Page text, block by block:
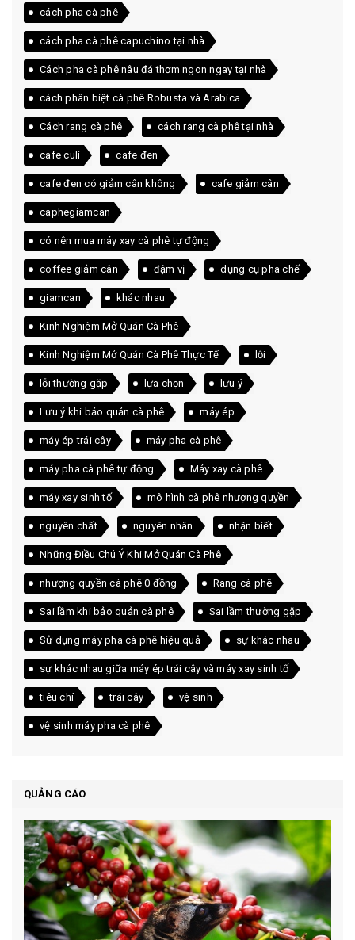
cách pha cà phê
cách pha cà phê capuchino tại nhà
Cách pha cà phê nâu đá thơm ngon ngay tại nhà
cách phân biệt cà phê Robusta và Arabica
Cách rang cà phê cách rang cà phê tại nhà
cafe culi cafe đen
cafe đen có giảm cân không cafe giảm cân
caphegiamcan
có nên mua máy xay cà phê tự động
coffee giảm cân đậm vị dụng cụ pha chế
giamcan khác nhau
Kinh Nghiệm Mở Quán Cà Phê
Kinh Nghiệm Mở Quán Cà Phê Thực Tế lỗi
lỗi thường gặp lựa chọn lưu ý
Lưu ý khi bảo quản cà phê máy ép
máy ép trái cây máy pha cà phê
máy pha cà phê tự động Máy xay cà phê
máy xay sinh tố mô hình cà phê nhượng quyền
nguyên chất nguyên nhân nhận biết
Những Điều Chú Ý Khi Mở Quán Cà Phê
nhượng quyền cà phê 0 đồng Rang cà phê
Sai lầm khi bảo quản cà phê Sai lầm thường gặp
Sử dụng máy pha cà phê hiệu quả sự khác nhau
sự khác nhau giữa máy ép trái cây và máy xay sinh tố
tiêu chí trái cây vệ sinh
vệ sinh máy pha cà phê
QUẢNG CÁO